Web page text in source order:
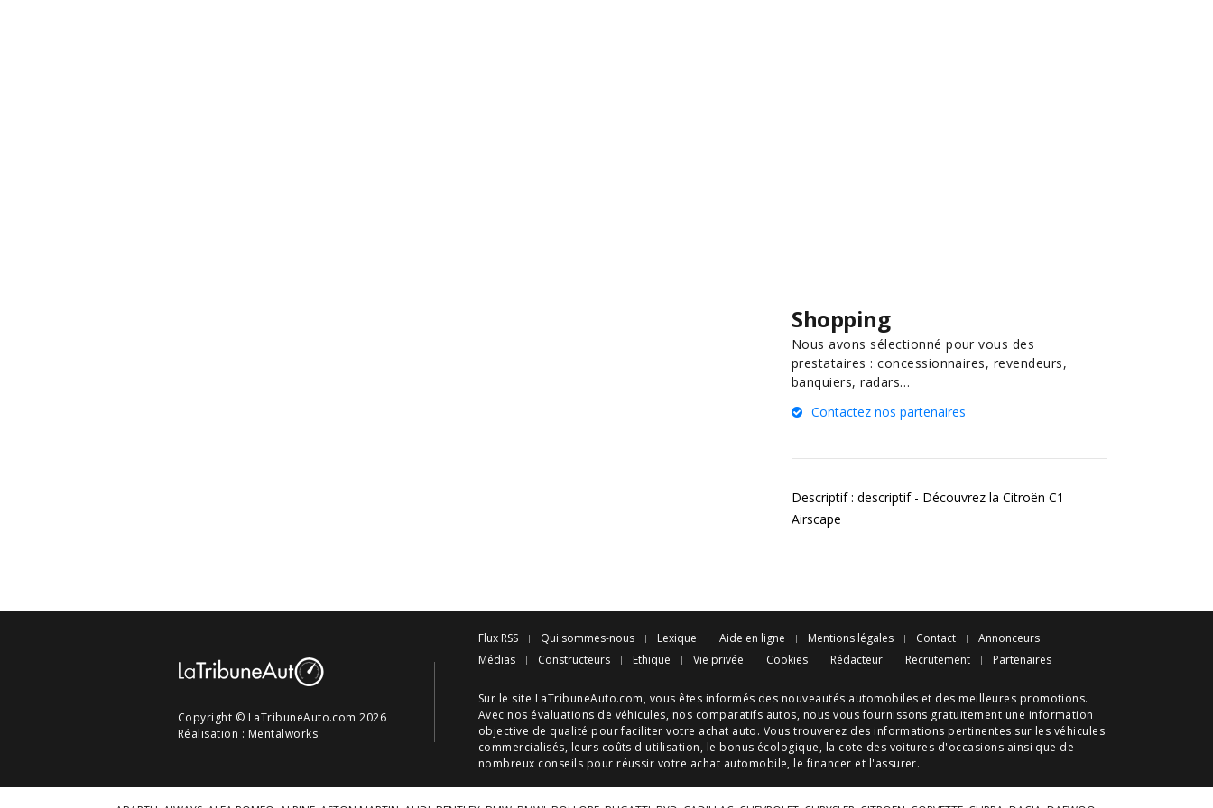
Shopping
Nous avons sélectionné pour vous des
prestataires : concessionnaires, revendeurs,
banquiers, radars…
Contactez nos partenaires
Descriptif : descriptif - Découvrez la Citroën C1
Airscape
Copyright © LaTribuneAuto.com 2026
Réalisation : Mentalworks
Flux RSS Qui sommes-nous Lexique Aide en ligne Mentions légales Contact
Annonceurs
Médias
Constructeurs Ethique Vie privée Cookies Rédacteur Recrutement Partenaires
Sur le site LaTribuneAuto.com, vous êtes informés des nouveautés automobiles et des meilleures promotions.
Avec nos évaluations de véhicules, nos comparatifs autos, nous vous fournissons gratuitement une information
objective de qualité pour faciliter votre achat auto. Vous trouverez des informations pertinentes sur les véhicules
commercialisés, leurs coûts d'utilisation, le bonus écologique, la cote des voitures d'occasions ainsi que de
nombreux conseils pour réussir votre achat automobile, le financer et l'assurer.